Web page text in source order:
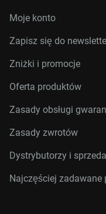
Moje konto
Zapisz się do
Zniżki i promocje
Oferta produktów
Zasady obsługi
Zasady zwrotów
Dystrybutorzy i
Najczęściej